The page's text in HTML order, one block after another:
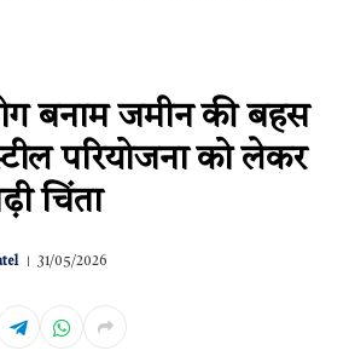
बनाम जमीन की बहस
परियोजना को लेकर
चिंता
31/05/2026